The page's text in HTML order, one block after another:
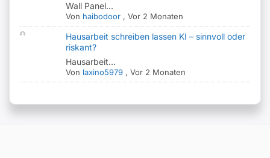
Wall Panel...
Von haibodoor ,Vor 2 Monaten
Hausarbeit schreiben lassen KI – sinnvoll oder
riskant?
Hausarbeit...
Von laxino5979 ,Vor 2 Monaten